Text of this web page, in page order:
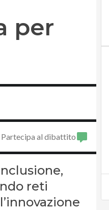
per
Partecipa al dibattito
reti